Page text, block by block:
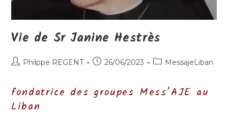
Vie de Sr Janine Hestrès
Auteur/autrice
publication :
Philppe REGENT
Publication
26/06/2023
PostMessajeLiban
fondatrice des groupes Mess’AJE au
Liban